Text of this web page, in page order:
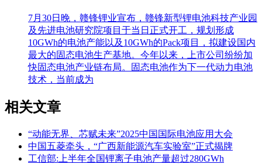
7月30日晚，赣锋锂业宣布，赣锋新型锂电池科技产业园
及先进电池研究院项目于当日正式开工，规划形成
10GWh的电池产能以及10GWh的Pack项目，拟建设国内
最大的固态电池生产基地。今年以来，上市公司纷纷加
快固态电池产业链布局。固态电池作为下一代动力电池
技术，当前成为
相关文章
“动能无界、芯赋未来”2025中国国际电池应用大会
中国五菱牵头，“广西新能源汽车实验室”正式揭牌
工信部:上半年全国锂离子电池产量超过280GWh